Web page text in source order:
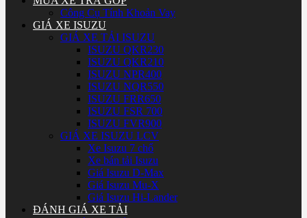
Công Cụ Tính Khoản Vay
GIÁ XE ISUZU
GIÁ XE TẢI ISUZU
ISUZU QKR230
ISUZU QKR210
ISUZU NPR400
ISUZU NQR550
ISUZU FRR650
ISUZU FSR 700
ISUZU FVR900
GIÁ XE ISUZU LCV
Xe Isuzu 7 chổ
Xe bán tải Isuzu
Giá Isuzu D-Max
Giá Isuzu Mu-X
Giá Isuzu Hi-Lander
ĐÁNH GIÁ XE TẢI